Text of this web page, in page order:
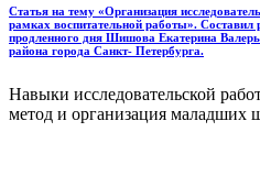
Статья на тему «Организация
рамках воспитательной работы». Составил
продленного дня Шишова Екатерина
района города Санкт- Петербурга.
Навыки исследовательской
метод и организация маладших